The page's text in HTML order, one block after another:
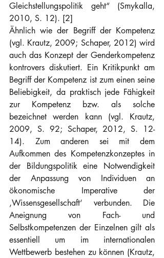
Gleichstellungspolitik geht“ (Smykalla,
2010, S. 12). [2]
Ähnlich wie der Begriff der Kompetenz
(vgl. Krautz, 2009; Schaper, 2012) wird
auch das Konzept der Genderkompetenz
kontrovers diskutiert. Ein Kritikpunkt am
Begriff der Kompetenz ist zum einen seine
Beliebigkeit, da praktisch jede Fähigkeit
zur Kompetenz bzw. als solche
bezeichnet werden kann (vgl. Krautz,
2009, S. 92; Schaper, 2012, S. 12-
14). Zum anderen sei mit dem
Aufkommen des Kompetenzkonzeptes in
der Bildungspolitik eine Notwendigkeit
der Anpassung von Individuen an
ökonomische Imperative der
‚Wissensgesellschaft‘ verbunden. Die
Aneignung von Fach- und
Selbstkompetenzen der Einzelnen gilt als
essentiell um im internationalen
Wettbewerb bestehen zu können (Krautz,